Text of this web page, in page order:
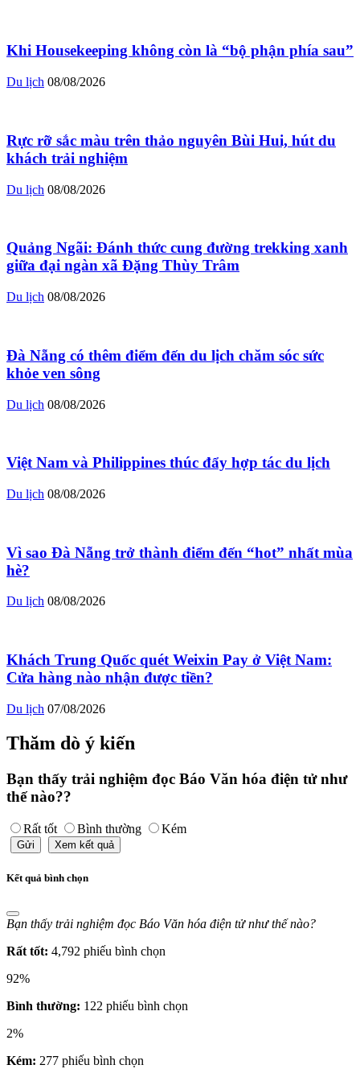
Khi Housekeeping không còn là “bộ phận phía sau”
Du lịch 08/08/2026
Rực rỡ sắc màu trên thảo nguyên Bùi Hui, hút du
khách trải nghiệm
Du lịch 08/08/2026
Quảng Ngãi: Đánh thức cung đường trekking xanh
giữa đại ngàn xã Đặng Thùy Trâm
Du lịch 08/08/2026
Đà Nẵng có thêm điểm đến du lịch chăm sóc sức
khỏe ven sông
Du lịch 08/08/2026
Việt Nam và Philippines thúc đẩy hợp tác du lịch
Du lịch 08/08/2026
Vì sao Đà Nẵng trở thành điểm đến “hot” nhất mùa
hè?
Du lịch 08/08/2026
Khách Trung Quốc quét Weixin Pay ở Việt Nam:
Cửa hàng nào nhận được tiền?
Du lịch 07/08/2026
Thăm dò ý kiến
Bạn thấy trải nghiệm đọc Báo Văn hóa điện tử như
thế nào??
Rất tốt Bình thường Kém
Gửi Xem kết quả
Kết quả bình chọn
Bạn thấy trải nghiệm đọc Báo Văn hóa điện tử như thế nào?
Rất tốt: 4,792 phiếu bình chọn
92%
Bình thường: 122 phiếu bình chọn
2%
Kém: 277 phiếu bình chọn